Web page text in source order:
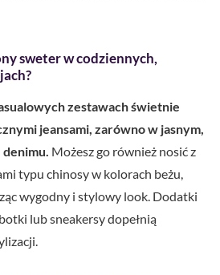
sweter w codziennych,
zestawach świetnie
jeansami, zarówno w jasnym,
Możesz go również nosić z
typu chinosy w kolorach beżu,
wygodny i stylowy look. Dodatki
lub sneakersy dopełnią